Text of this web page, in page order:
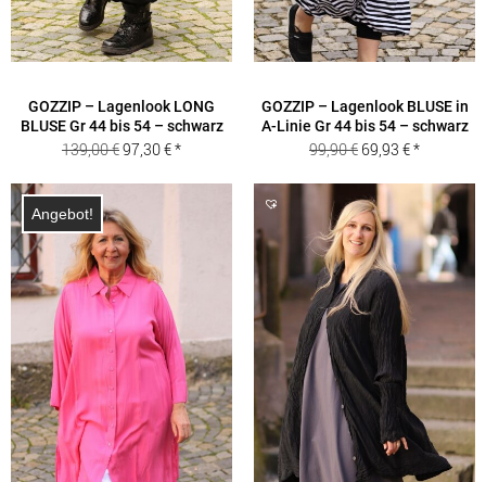
GOZZIP – Lagenlook LONG
BLUSE Gr 44 bis 54 – schwarz
139,00€Ursprünglicher
139,00 €
97,30€Aktueller
GOZZIP – Lagenlook BLUSE in
A-Linie Gr 44 bis 54 – schwarz
99,90€ Ursprünglicher
war:
99,90 €
69,93 €Aktueller
69,93 €.
Angebot!